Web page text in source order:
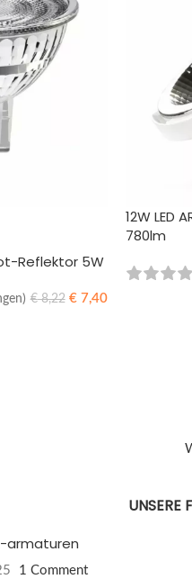
Reflektor 5W
€8,22 €7,40
12W LED
780lm
armaturen
1 Comment
UNSERE